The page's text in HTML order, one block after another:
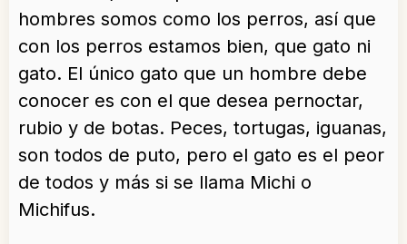
hombres somos como los perros, así que
con los perros estamos bien, que gato ni
gato. El único gato que un hombre debe
conocer es con el que desea pernoctar,
rubio y de botas. Peces, tortugas, iguanas,
son todos de puto, pero el gato es el peor
de todos y más si se llama Michi o
Michifus.